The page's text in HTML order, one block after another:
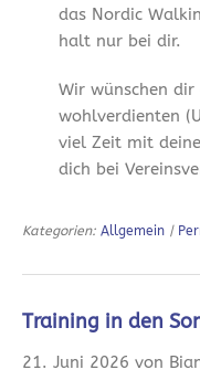
das Nordic
halt nur bei dir.
Wir wünschen
wohlverdienten
viel Zeit mit
dich bei
Kategorien: Allgemein |
Training in den
21. Juni 2026 von